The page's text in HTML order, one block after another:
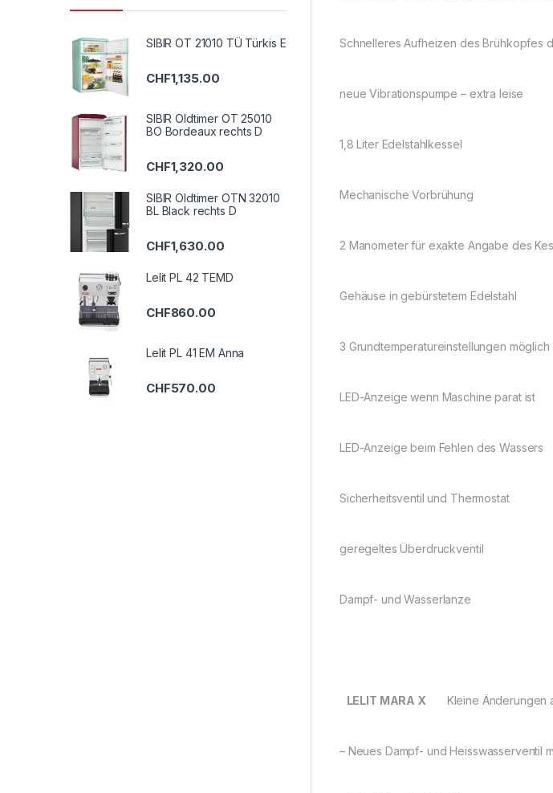
Schnelleres Aufheizen des Brühkopfes
neue Vibrationspumpe – extra leise
1,8 Liter Edelstahlkessel
Mechanische Vorbrühung
2 Manometer für exakte Angabe des
Gehäuse in gebürstetem Edelstahl
3 Grundtemperatureinstellungen
LED-Anzeige wenn Maschine parat ist
LED-Anzeige beim Fehlen des Wassers
Sicherheitsventil und Thermostat
geregeltes Überdruckventil
Dampf- und Wasserlanze
LELIT MARA X Kleine Änderungen
– Neues Dampf- und Heisswasserventil
SIBIR OT 21010 TÜ Türkis E
CHF1,135.00
SIBIR Oldtimer OT 25010
BO Bordeaux rechts D
CHF1,320.00
SIBIR Oldtimer OTN 32010
BL Black rechts D
CHF1,630.00
Lelit PL 42 TEMD
CHF860.00
Lelit PL 41 EM Anna
CHF570.00